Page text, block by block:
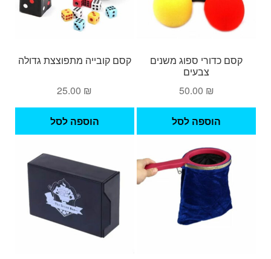
קסם כדורי ספוג משנים
צבעים
50.00 ₪
הוספה לסל
קסם קובייה מתפוצצת גדולה
25.00 ₪
הוספה לסל